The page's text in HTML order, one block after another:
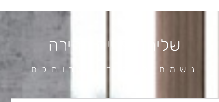
שליחת פנייה מהירה
נשמח לעמוד לשרותכם